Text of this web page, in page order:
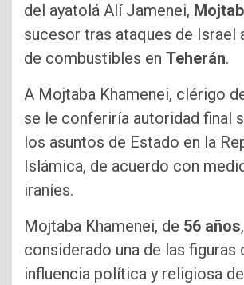
del ayatolá Alí Jamenei,
sucesor tras ataques de Israel
de combustibles en Teherán.
A Mojtaba Khamenei, clérigo
se le conferiría autoridad final
los asuntos de Estado en la
Islámica, de acuerdo con
iraníes.
Mojtaba Khamenei, de 56 años
considerado una de las figuras
influencia política y religiosa